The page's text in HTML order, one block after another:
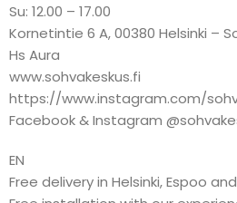
Su: 12.00 – 17.00
Kornetintie 6 A, 00380 Helsinki –
Hs Aura
www.sohvakeskus.fi
https://www.instagram.com/
Facebook & Instagram
EN
Free delivery in Helsinki, Espoo